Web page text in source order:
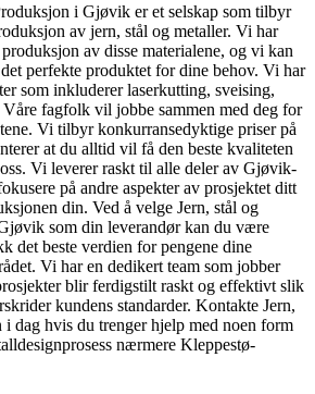
i Gjøvik er et selskap som tilbyr
av jern, stål og metaller. Vi har
av disse materialene, og vi kan
perfekte produktet for dine behov. Vi har
som inkluderer laserkutting, sveising,
fagfolk vil jobbe sammen med deg for
Vi tilbyr konkurransedyktige priser på
at du alltid vil få den beste kvaliteten
Vi leverer raskt til alle deler av Gjøvik-
på andre aspekter av prosjektet ditt
din. Ved å velge Jern, stål og
som din leverandør kan du være
det beste verdien for pengene dine
Vi har en dedikert team som jobber
blir ferdigstilt raskt og effektivt slik
kundens standarder. Kontakte Jern,
dag hvis du trenger hjelp med noen form
nærmere Kleppestø-